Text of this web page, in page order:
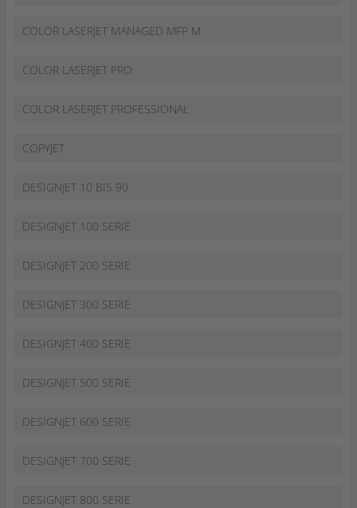
COLOR LASERJET MANAGED MFP M
COLOR LASERJET PRO
COLOR LASERJET PROFESSIONAL
COPYJET
DESIGNJET 10 BIS 90
DESIGNJET 100 SERIE
DESIGNJET 200 SERIE
DESIGNJET 300 SERIE
DESIGNJET 400 SERIE
DESIGNJET 500 SERIE
DESIGNJET 600 SERIE
DESIGNJET 700 SERIE
DESIGNJET 800 SERIE